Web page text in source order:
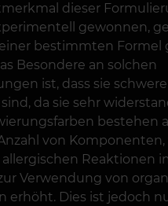
dieser
gewonnen,
bestimmten Formel
Besondere an solchen
ist, dass sie
da sie sehr
bestehen
von Komponenten,
allergischen Reaktionen
Verwendung von
erhöht. Dies ist jedoch